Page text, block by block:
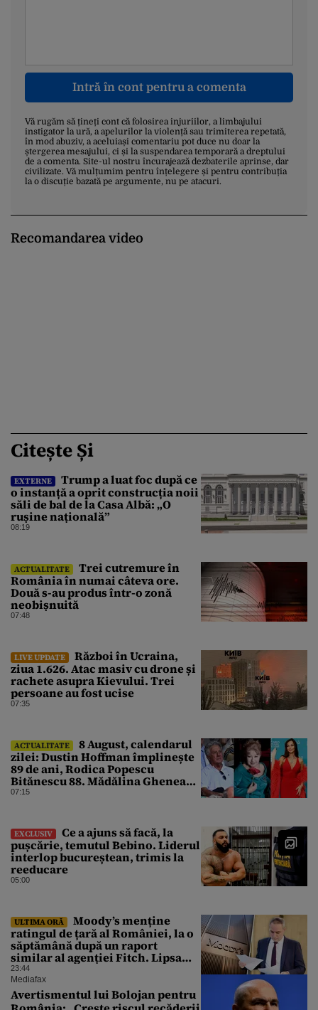
Intră în cont pentru a comenta
Vă rugăm să țineți cont că folosirea injuriilor, a limbajului
instigator la ură, a apelurilor la violență sau trimiterea repetată,
în mod abuziv, a aceluiași comentariu pot duce nu doar la
ștergerea mesajului, ci și la suspendarea temporară a dreptului
de a comenta. Site-ul nostru încurajează dezbaterile aprinse, dar
civilizate. Vă mulțumim pentru înțelegere și pentru contribuția
la o discuție bazată pe argumente, nu pe atacuri.
Recomandarea video
Citește Și
EXTERNE
Trump a luat foc după ce
o instanță a oprit construcția noii
săli de bal de la Casa Albă: „O
rușine națională”
08:19
ACTUALITATE
Trei cutremure în
România în numai câteva ore.
Două s-au produs într-o zonă
neobișnuită
07:48
LIVE UPDATE
Război în Ucraina,
ziua 1.626. Atac masiv cu drone și
rachete asupra Kievului. Trei
persoane au fost ucise
07:35
ACTUALITATE
8 August, calendarul
zilei: Dustin Hoffman împlinește
89 de ani, Rodica Popescu
Bitănescu 88. Mădălina Ghenea
face 39 de ani
07:15
EXCLUSIV
Ce a ajuns să facă, la
pușcărie, temutul Bebino. Liderul
interlop bucureștean, trimis la
reeducare
05:00
ULTIMA ORĂ
Moody’s menține
ratingul de țară al României, la o
săptămână după un raport
similar al agenției Fitch. Lipsa
unui guvern cu puteri depline,
principala vulnerabilitate din
raport
23:44
Mediafax
Avertismentul lui Bolojan pentru